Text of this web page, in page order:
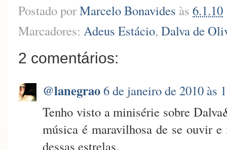
Postado porMarcelo Bonavides às 6.1.10
Marcadores: Adeus Estácio, Dalva de
2 comentários:
@lanegrao6 de janeiro de 2010 às
Tenho visto a minisérie sobre
música é maravilhosa de se ouvir
dessas estrelas.